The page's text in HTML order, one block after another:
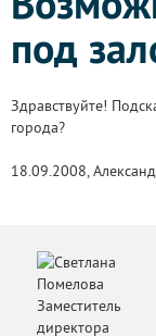
под
Здравствуйте!
города?
18.09.2008,